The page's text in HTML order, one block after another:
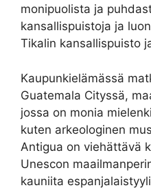
monipuolista ja
kansallispuistoja ja
Tikalin kansallispuisto
Kaupunkielämässä
Guatemala Cityssä,
jossa on monia
kuten arkeologinen
Antigua on viehättävä
Unescon
kauniita